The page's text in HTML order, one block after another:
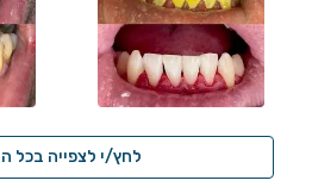
לחץ/י לצפייה בכל